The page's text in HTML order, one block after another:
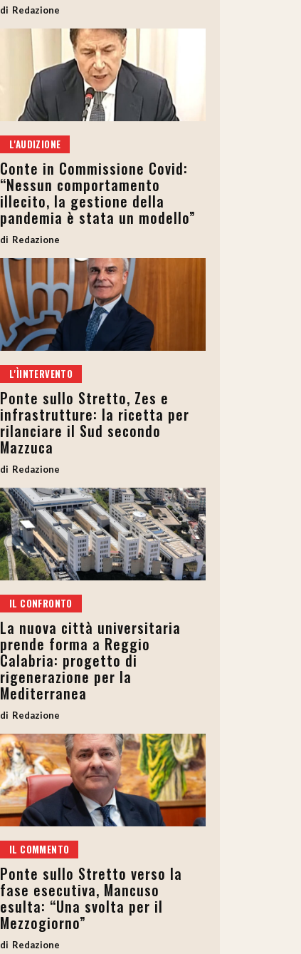
Redazione
L'AUDIZIONE
Conte in Commissione Covid:
“Nessun comportamento
illecito, la gestione della
pandemia è stata un modello”
Redazione
L'ÌINTERVENTO
Ponte sullo Stretto, Zes e
infrastrutture: la ricetta per
rilanciare il Sud secondo
Mazzuca
Redazione
IL CONFRONTO
La nuova città universitaria
prende forma a Reggio
Calabria: progetto di
rigenerazione per la
Mediterranea
Redazione
IL COMMENTO
Ponte sullo Stretto verso la
fase esecutiva, Mancuso
esulta: “Una svolta per il
Mezzogiorno”
Redazione